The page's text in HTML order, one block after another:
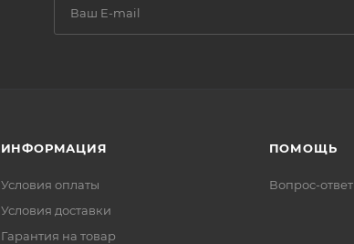
ИНФОРМАЦИЯ
Условия оплаты
Условия доставки
Гарантия на товар
ПОМОЩЬ
Вопрос-ответ